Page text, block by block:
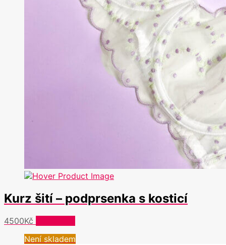
Kurz šití – podprsenka s kosticí
4500Kč
Není skladem